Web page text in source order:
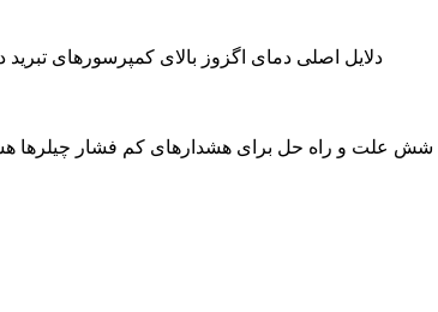
دلایل اصلی دمای اگزوز بالای کمپرسورهای
1. شش علت و راه حل برای هشدارهای کم فشار چیلرها